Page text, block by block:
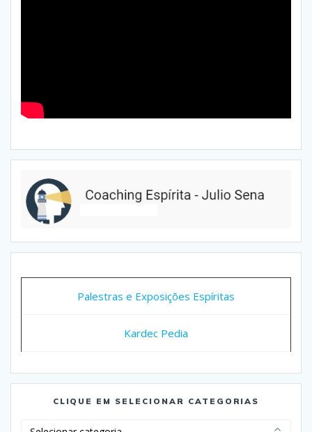
Palestras e Exposições Espíritas
Kardec Pedia
CLIQUE EM SELECIONAR CATEGORIAS